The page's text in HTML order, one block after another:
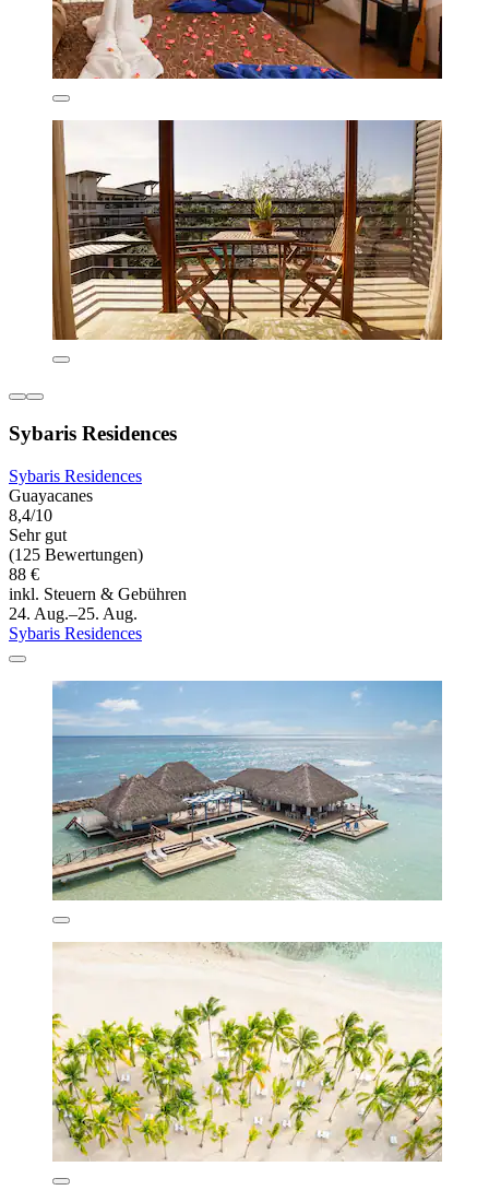
Sybaris Residences
Sybaris Residences
Guayacanes
8,4/10
Sehr gut
(125 Bewertungen)
88 €
inkl. Steuern & Gebühren
24. Aug.–25. Aug.
Sybaris Residences